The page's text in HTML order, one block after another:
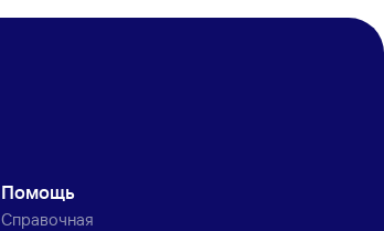
Помощь
Справочная